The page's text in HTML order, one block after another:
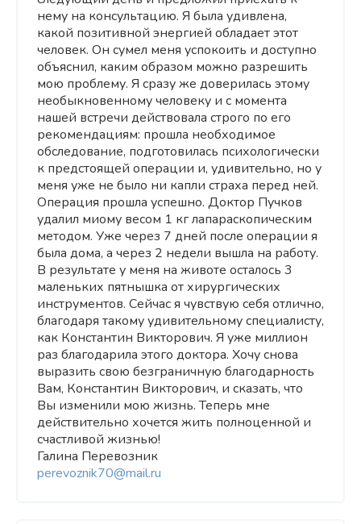
нему на консультацию. Я была удивлена,
какой позитивной энергией обладает этот
человек. Он сумел меня успокоить и доступно
объяснил, каким образом можно разрешить
мою проблему. Я сразу же доверилась этому
необыкновенному человеку и с момента
нашей встречи действовала строго по его
рекомендациям: прошла необходимое
обследование, подготовилась психологически
к предстоящей операции и, удивительно, но у
меня уже не было ни капли страха перед ней.
Операция прошла успешно. Доктор Пучков
удалил миому весом 1 кг лапараскопическим
методом. Уже через 7 дней после операции я
была дома, а через 2 недели вышла на работу.
В результате у меня на животе осталось 3
маленьких пятнышка от хирургических
инструментов. Сейчас я чувствую себя отлично,
благодаря такому удивительному специалисту,
как Константин Викторович. Я уже миллион
раз благодарила этого доктора. Хочу снова
выразить свою безграничную благодарность
Вам, Константин Викторович, и сказать, что
Вы изменили мою жизнь. Теперь мне
действительно хочется жить полноценной и
счастливой жизнью!
Галина Перевозник
perevoznik70@mail.ru